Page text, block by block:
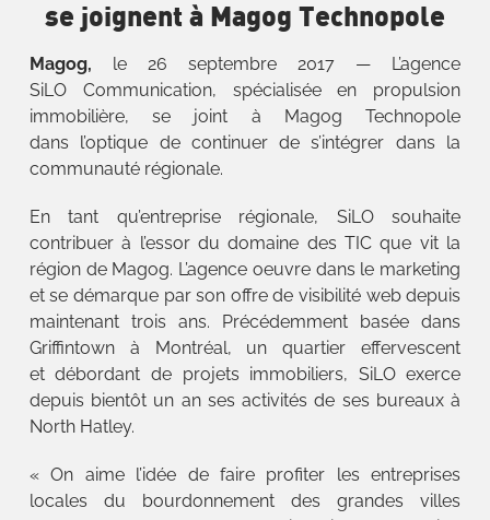
se joignent à Magog Technopole
Magog, le 26 septembre 2017 — L’agence
SiLO Communication, spécialisée en propulsion
immobilière, se joint à Magog Technopole
dans l’optique de continuer de s’intégrer dans la
communauté régionale.
En tant qu’entreprise régionale, SiLO souhaite
contribuer à l’essor du domaine des TIC que vit la
région de Magog. L’agence oeuvre dans le marketing
et se démarque par son offre de visibilité web depuis
maintenant trois ans. Précédemment basée dans
Griffintown à Montréal, un quartier effervescent
et débordant de projets immobiliers, SiLO exerce
depuis bientôt un an ses activités de ses bureaux à
North Hatley.
« On aime l’idée de faire profiter les entreprises
locales du bourdonnement des grandes villes